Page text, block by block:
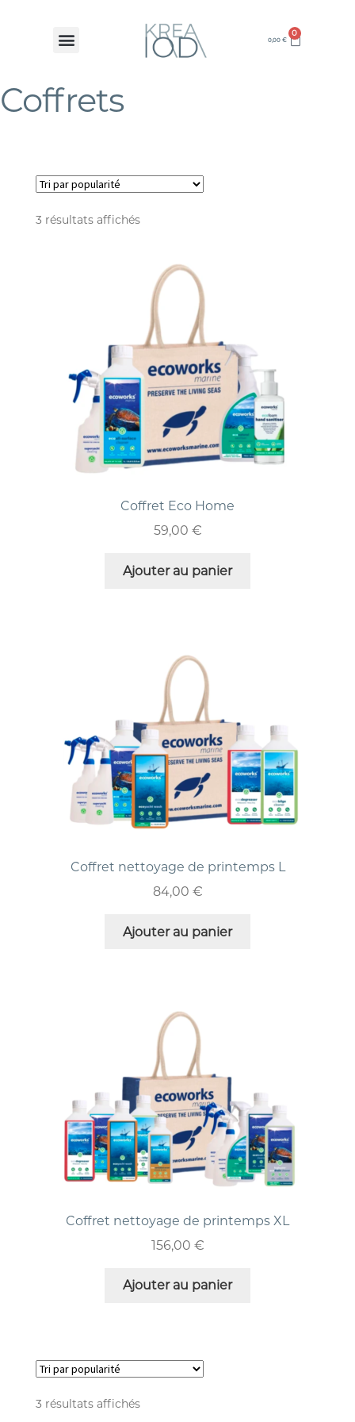
0,00 €
0
Coffrets
3 résultats affichés
Coffret Eco Home
59,00 €
Ajouter au panier
Coffret nettoyage de printemps L
84,00 €
Ajouter au panier
Coffret nettoyage de printemps XL
156,00 €
Ajouter au panier
3 résultats affichés